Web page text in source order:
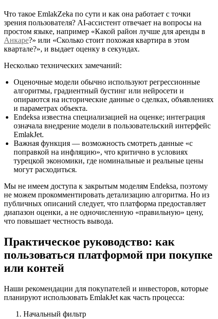
Что такое EmlakZeka по сути и как она работает с точки
зрения пользователя? AI‑ассистент отвечает на вопросы на
простом языке, например «Какой район лучше для аренды в
Анкаре?» или «Сколько стоит похожая квартира в этом
квартале?», и выдает оценку в секундах.
Несколько технических замечаний:
Оценочные модели обычно используют регрессионные
алгоритмы, градиентный бустинг или нейросети и
опираются на исторические данные о сделках, объявлениях
и параметрах объекта.
Endeksa известна специализацией на оценке; интеграция
означала внедрение модели в пользовательский интерфейс
EmlakJet.
Важная функция — возможность смотреть данные «с
поправкой на инфляцию», что критично в условиях
турецкой экономики, где номинальные и реальные цены
могут расходиться.
Мы не имеем доступа к закрытым моделям Endeksa, поэтому
не можем прокомментировать детализацию алгоритма. Но из
публичных описаний следует, что платформа предоставляет
диапазон оценки, а не одночисленную «правильную» цену,
что повышает честность вывода.
Практическое руководство: как
пользоваться платформой при покупке
или контей
Наши рекомендации для покупателей и инвесторов, которые
планируют использовать EmlakJet как часть процесса:
Начальный фильтр